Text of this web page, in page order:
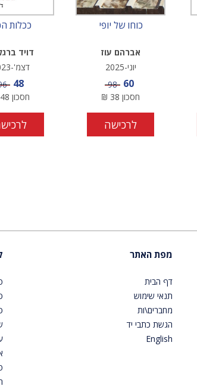
כוחו של יופי
אברהם עוז
יוני-2025
מחיר מבצע
60 מחיר
98
חסכון 38
₪
לרכישה
ככלות
דויד
דצמ'-2023
מחיר
48
חסכון 48
מפת האתר
דף הבית
תנאי שימוש
מחברים\ות
הגשת כתבי יד
English